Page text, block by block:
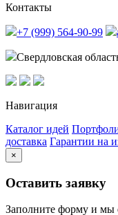
Контакты
+7 (999) 564-90-99
Свердловская
Навигация
Каталог идей
доставка Гарантии на
×
Оставить заявку
Заполните форму и мы